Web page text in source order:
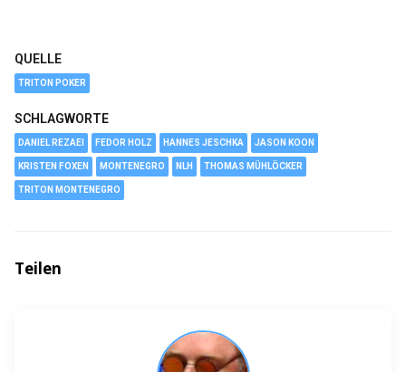
QUELLE
TRITON POKER
SCHLAGWORTE
DANIEL REZAEI FEDOR HOLZ HANNES JESCHKA JASON KOON
KRISTEN FOXEN MONTENEGRO NLH THOMAS MÜHLÖCKER
TRITON MONTENEGRO
Teilen